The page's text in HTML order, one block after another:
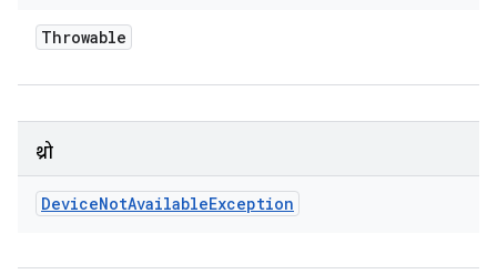
Throwable
थ्रो
DeviceNotAvailableException